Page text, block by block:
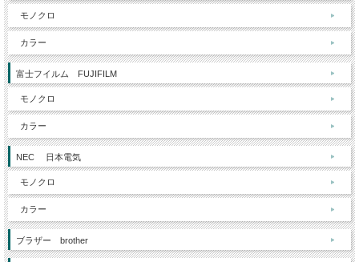
モノクロ
カラー
富士フイルム FUJIFILM
モノクロ
カラー
NEC 日本電気
モノクロ
カラー
ブラザー brother